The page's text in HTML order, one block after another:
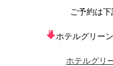
ご予約は
ホテルグリー
ホテルグリ